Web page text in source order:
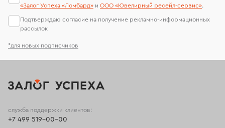
*для новых подписчиков
«Залог Успеха «Ломбард» и ООО «Ювелирный ресейл-сервиc».
Подтверждаю согласие на получение рекламно-информационных
рассылок
служба поддержки клиентов:
+7 499 519-00-00